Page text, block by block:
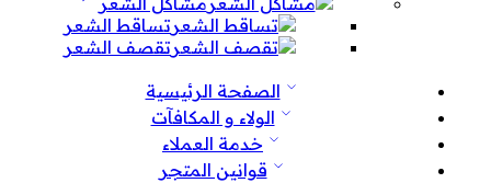
تساقط الشعر
تقصف الشعر
الصفحة الرئيسية
الولاء و المكافآت
خدمة العملاء
قوانين المتجر